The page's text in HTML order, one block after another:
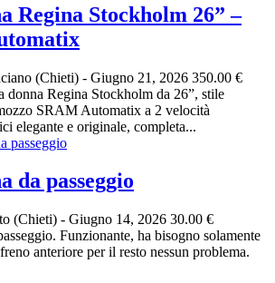
Regina Stockholm 26” –
(Chieti) - Giugno 21, 2026 350.00 €
donna Regina Stockholm da 26”, stile
SRAM Automatix a 2 velocità
elegante e originale, completa...
da passeggio
(Chieti) - Giugno 14, 2026 30.00 €
Funzionante, ha bisogno solamente
anteriore per il resto nessun problema.